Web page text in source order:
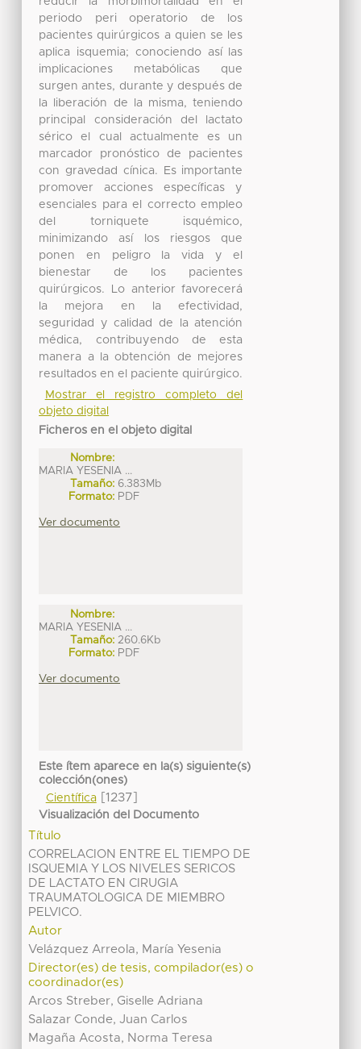
periodo peri operatorio de los
pacientes quirúrgicos a quien se les
aplica isquemia; conociendo así las
implicaciones metabólicas que
surgen antes, durante y después de
la liberación de la misma, teniendo
principal consideración del lactato
sérico el cual actualmente es un
marcador pronóstico de pacientes
con gravedad cínica. Es importante
promover acciones específicas y
esenciales para el correcto empleo
del torniquete isquémico,
minimizando así los riesgos que
ponen en peligro la vida y el
bienestar de los pacientes
quirúrgicos. Lo anterior favorecerá
la mejora en la efectividad,
seguridad y calidad de la atención
médica, contribuyendo de esta
manera a la obtención de mejores
resultados en el paciente quirúrgico.
Mostrar el registro completo del
objeto digital
Ficheros en el objeto digital
Nombre:
MARIA YESENIA ...
Tamaño: 6.383Mb
Formato: PDF
Ver documento
Nombre:
MARIA YESENIA ...
Tamaño: 260.6Kb
Formato: PDF
Ver documento
Este ítem aparece en la(s) siguiente(s)
colección(ones)
Científica[1237]
Visualización del Documento
Título
CORRELACION ENTRE EL TIEMPO DE
ISQUEMIA Y LOS NIVELES SERICOS
DE LACTATO EN CIRUGIA
TRAUMATOLOGICA DE MIEMBRO
PELVICO.
Autor
Velázquez Arreola, María Yesenia
Director(es) de tesis, compilador(es) o
coordinador(es)
Arcos Streber, Giselle Adriana
Salazar Conde, Juan Carlos
Magaña Acosta, Norma Teresa